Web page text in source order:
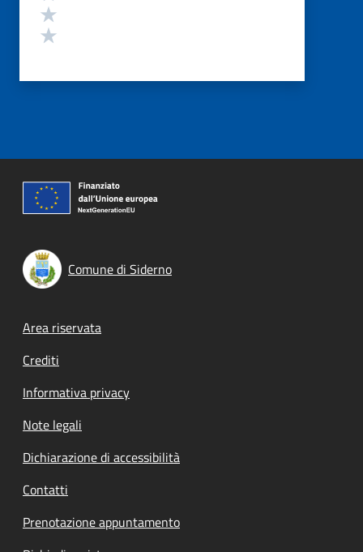
Comune di Siderno
Footer menu
Area riservata
Crediti
Informativa privacy
Note legali
Dichiarazione di accessibilità
Contatti
Prenotazione appuntamento